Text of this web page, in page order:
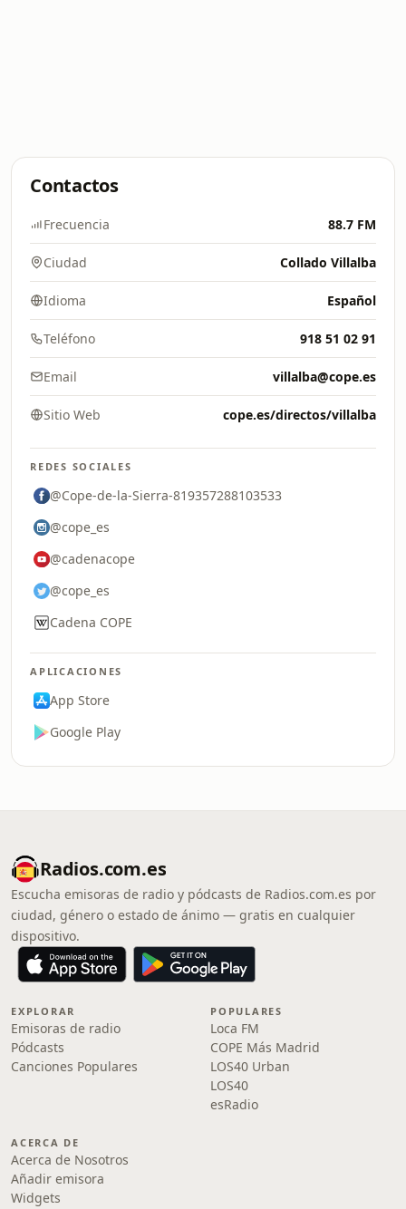
Contactos
Frecuencia 88.7 FM
Ciudad Collado Villalba
Idioma Español
Teléfono 918 51 02 91
Email villalba@cope.es
Sitio Web cope.es/directos/villalba
REDES SOCIALES
@Cope-de-la-Sierra-819357288103533
@cope_es
@cadenacope
@cope_es
Cadena COPE
APLICACIONES
App Store
Google Play
Radios.com.es
Escucha emisoras de radio y pódcasts de Radios.com.es por
ciudad, género o estado de ánimo — gratis en cualquier
dispositivo.
EXPLORAR
Emisoras de radio
Pódcasts
Canciones Populares
POPULARES
Loca FM
COPE Más Madrid
LOS40 Urban
LOS40
esRadio
ACERCA DE
Acerca de Nosotros
Añadir emisora
Widgets